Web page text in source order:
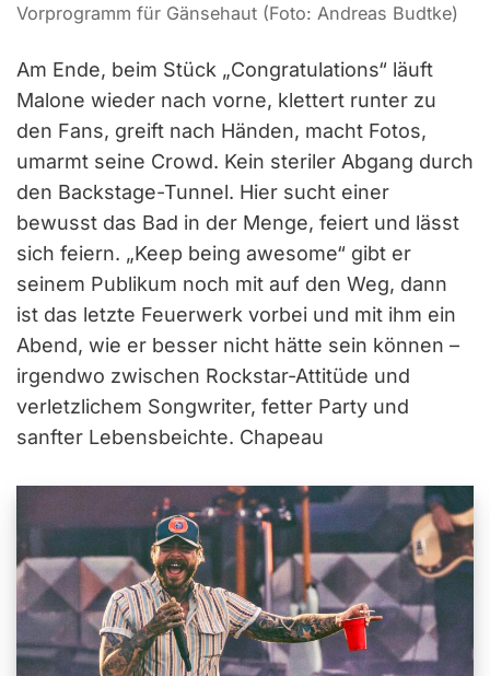
Vorprogramm für Gänsehaut (Foto: Andreas Budtke)
Am Ende, beim Stück „Congratulations“ läuft
Malone wieder nach vorne, klettert runter zu
den Fans, greift nach Händen, macht Fotos,
umarmt seine Crowd. Kein steriler Abgang durch
den Backstage-Tunnel. Hier sucht einer
bewusst das Bad in der Menge, feiert und lässt
sich feiern. „Keep being awesome“ gibt er
seinem Publikum noch mit auf den Weg, dann
ist das letzte Feuerwerk vorbei und mit ihm ein
Abend, wie er besser nicht hätte sein können –
irgendwo zwischen Rockstar-Attitüde und
verletzlichem Songwriter, fetter Party und
sanfter Lebensbeichte. Chapeau